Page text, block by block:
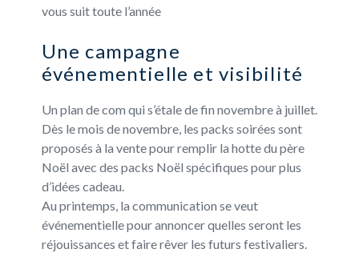
vous suit toute l’année
Une campagne
événementielle et visibilité
Un plan de com qui s’étale de fin novembre à juillet.
Dès le mois de novembre, les packs soirées sont
proposés à la vente pour remplir la hotte du père
Noël avec des packs Noël spécifiques pour plus
d’idées cadeau.
Au printemps, la communication se veut
événementielle pour annoncer quelles seront les
réjouissances et faire rêver les futurs festivaliers.